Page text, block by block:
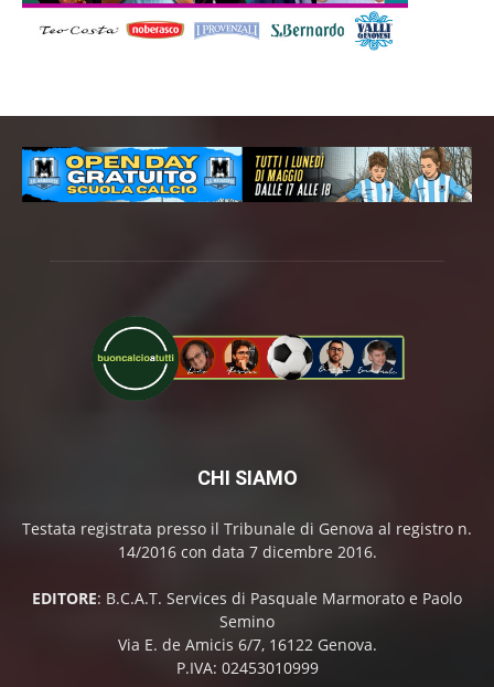
CHI SIAMO
Testata registrata presso il Tribunale di Genova al registro n.
14/2016 con data 7 dicembre 2016.
EDITORE: B.C.A.T. Services di Pasquale Marmorato e Paolo
Semino
Via E. de Amicis 6/7, 16122 Genova.
P.IVA: 02453010999